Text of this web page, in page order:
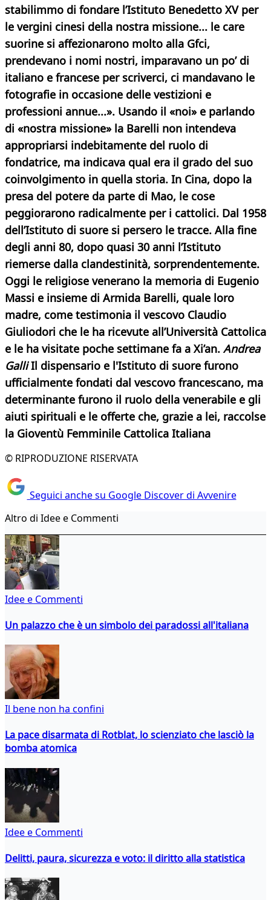
stabilimmo di fondare l’Istituto Benedetto XV per
le vergini cinesi della nostra missione... le care
suorine si affezionarono molto alla Gfci,
prendevano i nomi nostri, imparavano un po’ di
italiano e francese per scriverci, ci mandavano le
fotografie in occasione delle vestizioni e
professioni annue...». Usando il «noi» e parlando
di «nostra missione» la Barelli non intendeva
appropriarsi indebitamente del ruolo di
fondatrice, ma indicava qual era il grado del suo
coinvolgimento in quella storia. In Cina, dopo la
presa del potere da parte di Mao, le cose
peggiorarono radicalmente per i cattolici. Dal 1958
dell’Istituto di suore si persero le tracce. Alla fine
degli anni 80, dopo quasi 30 anni l’Istituto
riemerse dalla clandestinità, sorprendentemente.
Oggi le religiose venerano la memoria di Eugenio
Massi e insieme di Armida Barelli, quale loro
madre, come testimonia il vescovo Claudio
Giuliodori che le ha ricevute all’Università Cattolica
e le ha visitate poche settimane fa a Xi’an. Andrea
Galli Il dispensario e l'Istituto di suore furono
ufficialmente fondati dal vescovo francescano, ma
determinante furono il ruolo della venerabile e gli
aiuti spirituali e le offerte che, grazie a lei, raccolse
la Gioventù Femminile Cattolica Italiana
© RIPRODUZIONE RISERVATA
Seguici anche su Google Discover di Avvenire
Altro di Idee e Commenti
Idee e Commenti
Un palazzo che è un simbolo dei paradossi all'italiana
Il bene non ha confini
La pace disarmata di Rotblat, lo scienziato che lasciò la
bomba atomica
Idee e Commenti
Delitti, paura, sicurezza e voto: il diritto alla statistica